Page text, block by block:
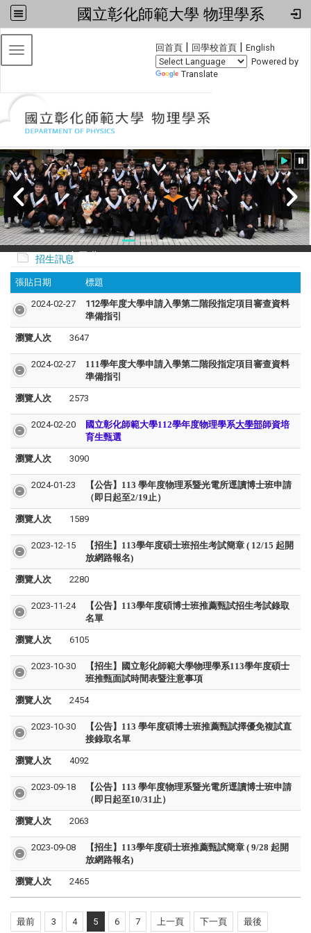
國立彰化師範大學 物理學系
回首頁 | 回學校首頁 | English
Powered by
Translate
Toggle navigation
20240608小畢典
招生訊息
張貼日期 標題
2024-02-27
112學年度大學申請入學第二階段指定項目審查資料
準備指引
瀏覽人次 3647
2024-02-27
111學年度大學申請入學第二階段指定項目審查資料
準備指引
瀏覽人次 2573
2024-02-20 國立彰化師範大學112學年度物理學系大學部師資培
育生甄選
瀏覽人次 3090
2024-01-23
【公告】113 學年度物理系暨光電所逕讀博士班申請
（即日起至2/19止）
瀏覽人次 1589
2023-12-15
【招生】113學年度碩士班招生考試簡章 ( 12/15 起開
放網路報名)
瀏覽人次 2280
2023-11-24
【公告】113學年度碩博士班推薦甄試招生考試錄取
名單
瀏覽人次 6105
2023-10-30
【招生】國立彰化師範大學物理學系113學年度碩士
班推甄面試時間表暨注意事項
瀏覽人次 2454
2023-10-30
【公告】113 學年度碩博士班推薦甄試擇優免複試直
接錄取名單
瀏覽人次 4092
2023-09-18
【公告】113 學年度物理系暨光電所逕讀博士班申請
（即日起至10/31止）
瀏覽人次 2063
2023-09-08
【招生】113學年度碩士班推薦甄試簡章 ( 9/28 起開
放網路報名)
瀏覽人次 2465
最前 3 4 5 6 7 上一頁 下一頁 最後